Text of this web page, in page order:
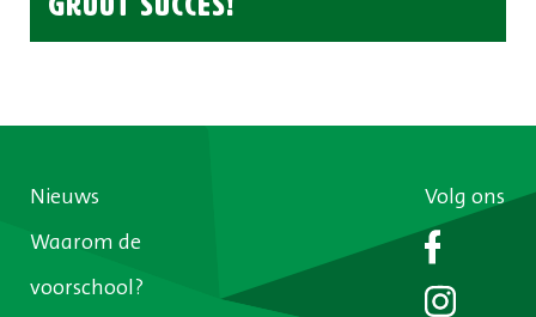
GROOT SUCCES!
Nieuws
Waarom de
voorschool?
Volg ons